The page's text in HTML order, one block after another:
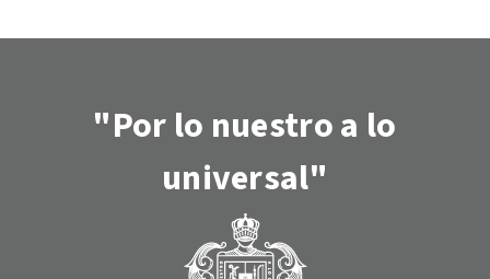
"Por lo nuestro a lo
universal"